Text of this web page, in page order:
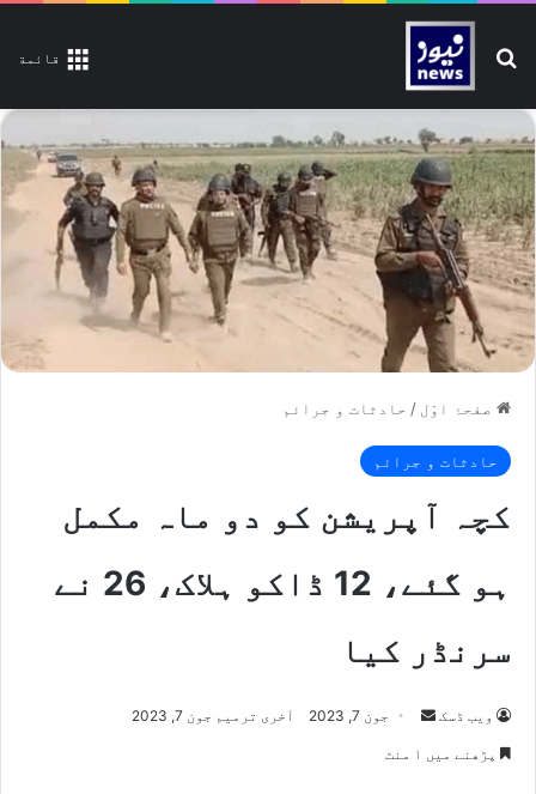
قائمة تلاش کیجیے
صفحۂ اوّل / حادثات و جرائم
حادثات و جرائم
کچہ آپریشن کو دو ماہ مکمل
ہو گئے، 12 ڈاکو ہلاک، 26 نے
سرنڈر کیا
ویب ڈسک
Send جون 7, 2023 آخری ترمیم جون 7, 2023
پڑھنے میں ۱ منٹ